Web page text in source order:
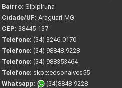
Bairro: Sibipiruna
Cidade/UF: Araguari-MG
CEP: 38445-137
Telefone: (34) 3246-0170
Telefone: (34) 98848-9228
Telefone: (34) 988353464
Telefone: skpe:edsonalves55
Whatsapp:
(34)8848-9228